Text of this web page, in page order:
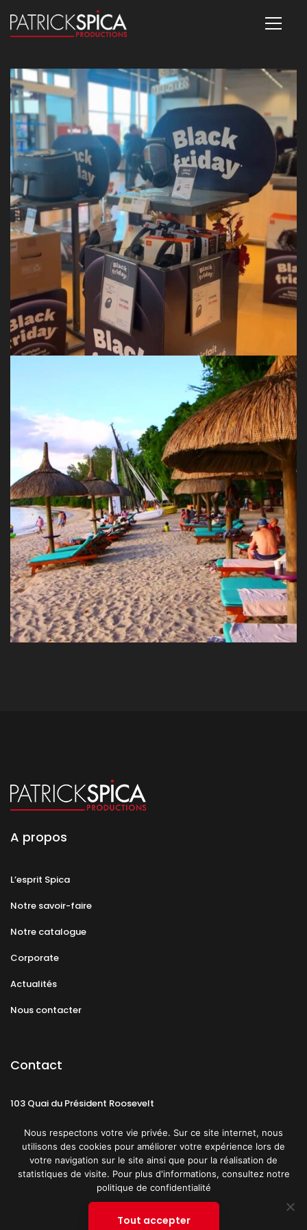
A propos
L’esprit Spica
Notre savoir-faire
Notre catalogue
Corporate
Actualités
Nous contacter
Contact
103 Quai du Président Roosevelt
CGU Politique de confidentialité
Nous respectons votre vie privée. Sur ce site internet, nous
utilisons des cookies pour améliorer votre expérience lors de
votre navigation sur le site ainsi que pour la réalisation de
statistiques de visite. Pour plus d'informations, consultez notre
politique de confidentialité
Tout accepter